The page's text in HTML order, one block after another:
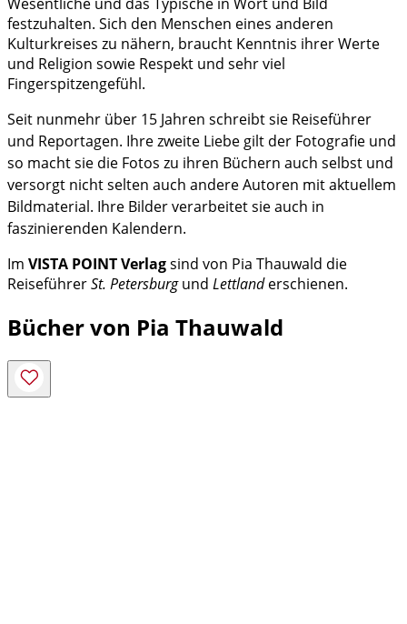
festzuhalten. Sich den Menschen eines anderen
Kulturkreises zu nähern, braucht Kenntnis ihrer Werte
und Religion sowie Respekt und sehr viel
Fingerspitzengefühl.
Seit nunmehr über 15 Jahren schreibt sie Reiseführer
und Reportagen. Ihre zweite Liebe gilt der Fotografie und
so macht sie die Fotos zu ihren Büchern auch selbst und
versorgt nicht selten auch andere Autoren mit aktuellem
Bildmaterial. Ihre Bilder verarbeitet sie auch in
faszinierenden Kalendern.
Im VISTA POINT Verlagsind von Pia Thauwald die
ReiseführerSt. Petersburgund Lettlanderschienen.
Bücher von Pia Thauwald